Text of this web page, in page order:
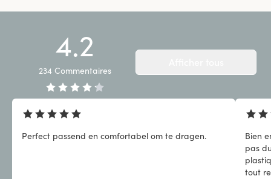
4.2
234 Commentaires
Perfect passend en comfortabel om te dragen.
Bien
pas
tout